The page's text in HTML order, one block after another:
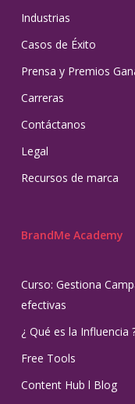
Industrias
Casos de Éxito
Prensa y Premios
Carreras
Contáctanos
Legal
Recursos de marca
BrandMe Academy
Curso: Gestiona
efectivas
¿ Qué es la Influencia
Free Tools
Content Hub l Blog